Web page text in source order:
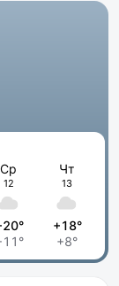
Ср
12
Чт
13
+18°
+8°